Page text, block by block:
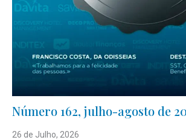
Número 162, julho-agosto de
26 de Julho, 2026